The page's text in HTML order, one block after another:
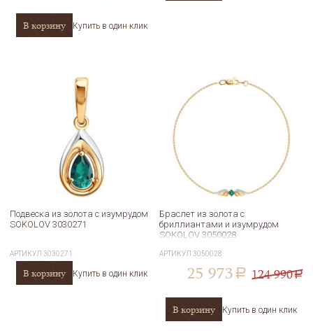
В корзину Купить в один клик
Подвеска из золота с изумрудом
SOKOLOV 3030271
АРТИКУЛ 3030271
В корзину Купить в один клик
Браслет из золота с
бриллиантами и изумрудом
SOKOLOV 3050028
АРТИКУЛ 3050028
25 973 a 124 990a
В корзину Купить в один клик